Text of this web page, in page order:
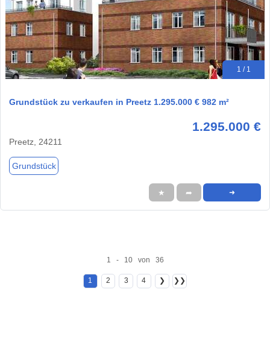
1 / 1
Grundstück zu verkaufen in Preetz 1.295.000 € 982 m²
1.295.000 €
Preetz, 24211
Grundstück
★ ➦ ➜
1 - 10 von 36
1 2 3 4 ❯ ❯❯